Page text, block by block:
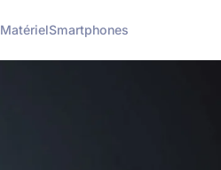
MatérielSmartphones